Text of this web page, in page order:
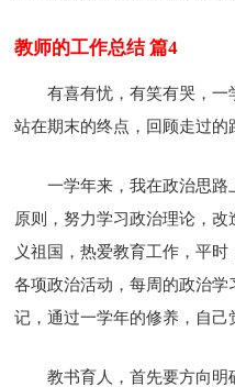
教师的工作总结 篇4
有喜有忧，有笑有哭，一
站在期末的终点，回顾走过的
一学年来，我在政治思
原则，努力学习政治理论，
义祖国，热爱教育工作，平
各项政治活动，每周的政治
记，通过一学年的修养，自己
教书育人，首先要方向